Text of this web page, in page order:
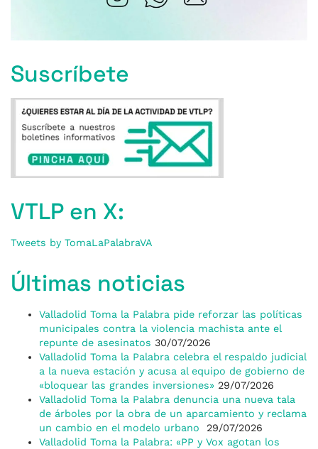
Suscríbete
VTLP en X:
Tweets by TomaLaPalabraVA
Últimas noticias
Valladolid Toma la Palabra pide reforzar las políticas
municipales contra la violencia machista ante el
repunte de asesinatos 30/07/2026
Valladolid Toma la Palabra celebra el respaldo judicial
a la nueva estación y acusa al equipo de gobierno de
«bloquear las grandes inversiones» 29/07/2026
Valladolid Toma la Palabra denuncia una nueva tala
de árboles por la obra de un aparcamiento y reclama
un cambio en el modelo urbano
29/07/2026
Valladolid Toma la Palabra: «PP y Vox agotan los